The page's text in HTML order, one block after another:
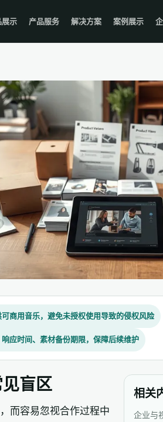
展示 产品服务 解决方案 案例展示
商用音乐，避免未授权使用导致的侵权风险
应时间、素材备份期限，保障后续维护
盲区
而容易忽视合作过程中
相关
企业与